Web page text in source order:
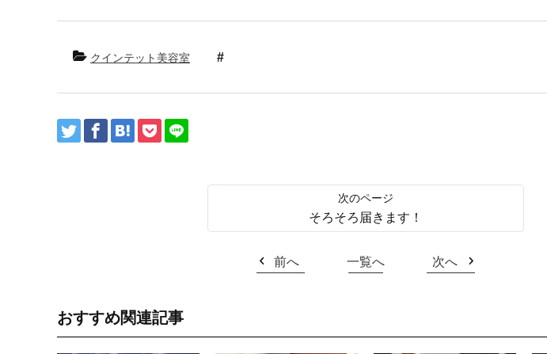
クインテット美容室
そろそろ届きます！
前へ 一覧へ 次へ
おすすめ関連記事